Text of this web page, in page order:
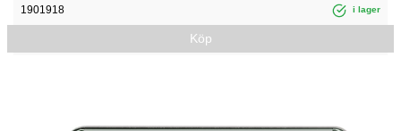
1901918 i lager
Köp